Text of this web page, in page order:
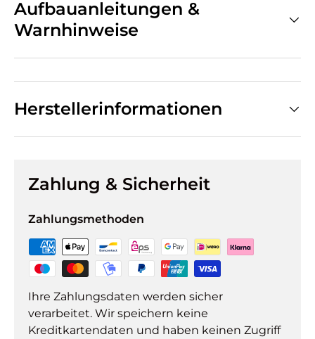
Aufbauanleitungen &
Warnhinweise
Herstellerinformationen
Zahlung & Sicherheit
Zahlungsmethoden
Ihre Zahlungsdaten werden sicher
verarbeitet. Wir speichern keine
Kreditkartendaten und haben keinen Zugriff